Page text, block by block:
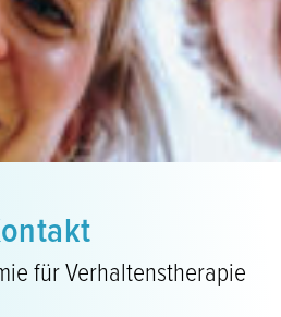
für Verhaltenstherapie